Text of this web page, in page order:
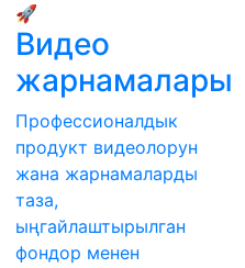
🚀
Видео
жарнамалары
Профессионалдык
продукт видеолорун
жана жарнамаларды
таза,
ыңгайлаштырылган
фондор менен